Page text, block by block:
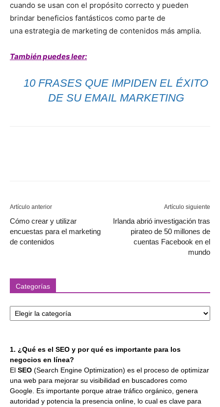
cuando se usan con el propósito correcto y pueden
brindar beneficios fantásticos como parte de
una estrategia de marketing de contenidos más amplia.
También puedes leer:
10 FRASES QUE IMPIDEN EL ÉXITO
DE SU EMAIL MARKETING
Artículo anterior
Cómo crear y utilizar
encuestas para el marketing
de contenidos
Artículo siguiente
Irlanda abrió investigación tras
pirateo de 50 millones de
cuentas Facebook en el
mundo
Categorías
1. ¿Qué es el SEO y por qué es importante para los
negocios en línea?
El SEO (Search Engine Optimization) es el proceso de optimizar
una web para mejorar su visibilidad en buscadores como
Google. Es importante porque atrae tráfico orgánico, genera
autoridad y potencia la presencia online, lo cual es clave para